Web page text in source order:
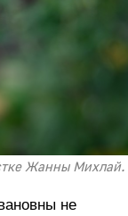
Жанны Михлай.
не